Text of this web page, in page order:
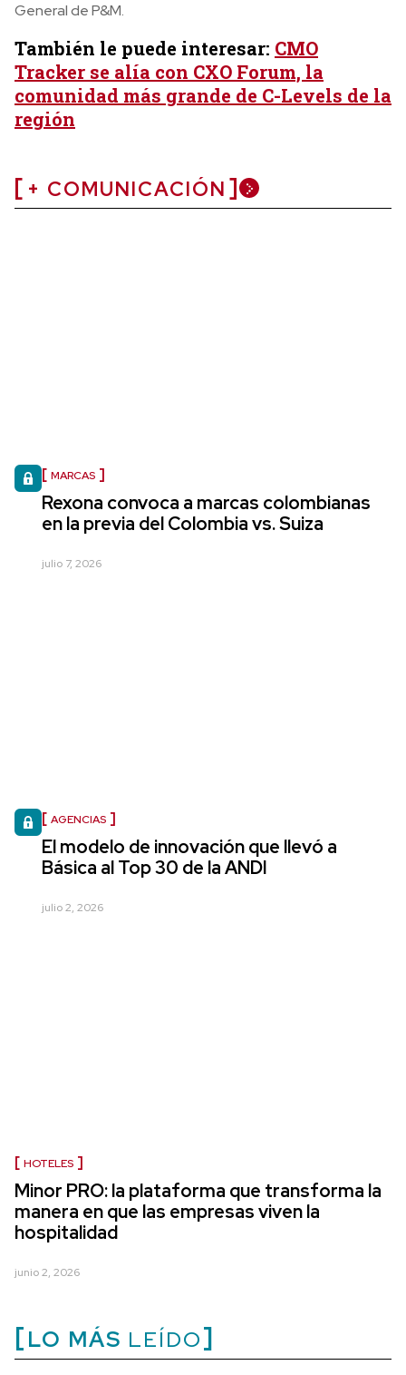
General de P&M.
También le puede interesar: CMO
Tracker se alía con CXO Forum, la
comunidad más grande de C-Levels de la
región
+ COMUNICACIÓN
MARCAS
Rexona convoca a marcas colombianas
en la previa del Colombia vs. Suiza
julio 7, 2026
AGENCIAS
El modelo de innovación que llevó a
Básica al Top 30 de la ANDI
julio 2, 2026
HOTELES
Minor PRO: la plataforma que transforma la
manera en que las empresas viven la
hospitalidad
junio 2, 2026
LO MÁS LEÍDO